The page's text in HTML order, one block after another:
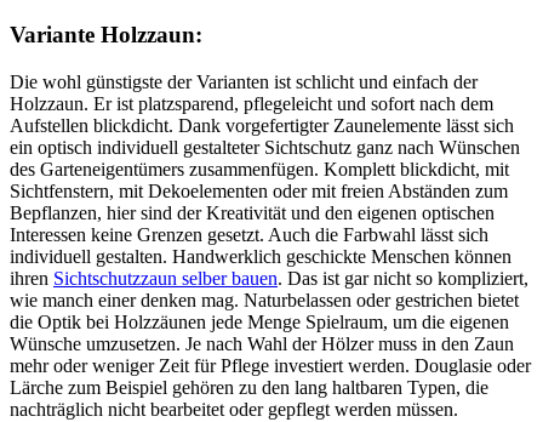
Variante Holzzaun:
Die wohl günstigste der Varianten ist schlicht und einfach der
Holzzaun. Er ist platzsparend, pflegeleicht und sofort nach dem
Aufstellen blickdicht. Dank vorgefertigter Zaunelemente lässt sich
ein optisch individuell gestalteter Sichtschutz ganz nach Wünschen
des Garteneigentümers zusammenfügen. Komplett blickdicht, mit
Sichtfenstern, mit Dekoelementen oder mit freien Abständen zum
Bepflanzen, hier sind der Kreativität und den eigenen optischen
Interessen keine Grenzen gesetzt. Auch die Farbwahl lässt sich
individuell gestalten. Handwerklich geschickte Menschen können
ihren Sichtschutzzaun selber bauen. Das ist gar nicht so kompliziert,
wie manch einer denken mag. Naturbelassen oder gestrichen bietet
die Optik bei Holzzäunen jede Menge Spielraum, um die eigenen
Wünsche umzusetzen. Je nach Wahl der Hölzer muss in den Zaun
mehr oder weniger Zeit für Pflege investiert werden. Douglasie oder
Lärche zum Beispiel gehören zu den lang haltbaren Typen, die
nachträglich nicht bearbeitet oder gepflegt werden müssen.